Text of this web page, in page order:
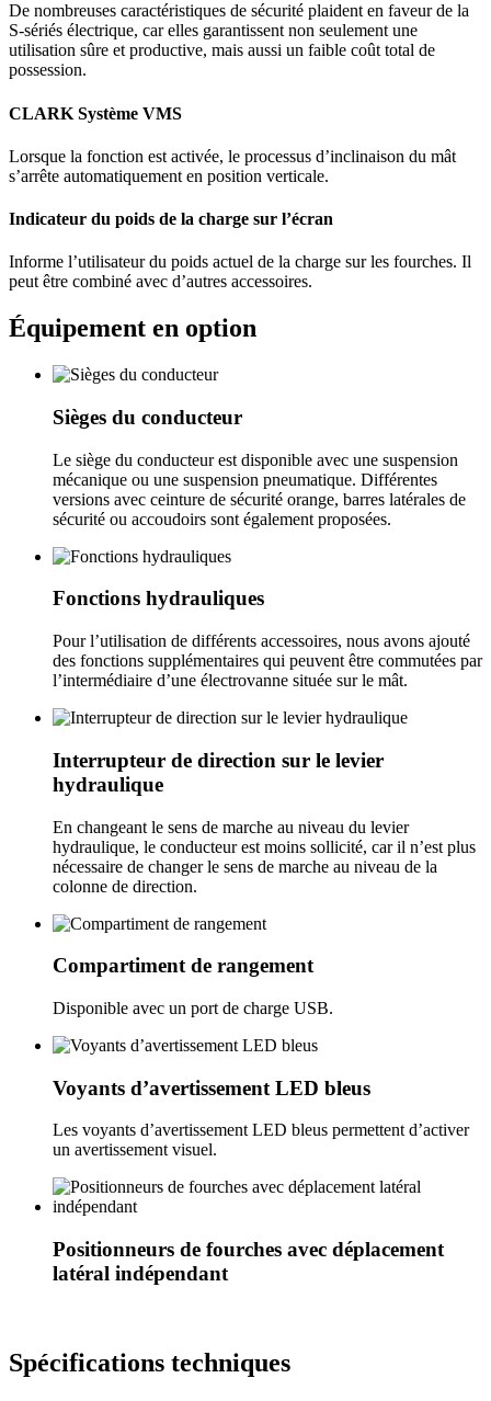
De nombreuses caractéristiques de sécurité plaident en faveur de la
S-sériés électrique, car elles garantissent non seulement une
utilisation sûre et productive, mais aussi un faible coût total de
possession.
CLARK Système VMS
Lorsque la fonction est activée, le processus d’inclinaison du mât
s’arrête automatiquement en position verticale.
Indicateur du poids de la charge sur l’écran
Informe l’utilisateur du poids actuel de la charge sur les fourches. Il
peut être combiné avec d’autres accessoires.
Équipement en option
Sièges du conducteur
Le siège du conducteur est disponible avec une suspension
mécanique ou une suspension pneumatique. Différentes
versions avec ceinture de sécurité orange, barres latérales de
sécurité ou accoudoirs sont également proposées.
Fonctions hydrauliques
Pour l’utilisation de différents accessoires, nous avons ajouté
des fonctions supplémentaires qui peuvent être commutées par
l’intermédiaire d’une électrovanne située sur le mât.
Interrupteur de direction sur le levier
hydraulique
En changeant le sens de marche au niveau du levier
hydraulique, le conducteur est moins sollicité, car il n’est plus
nécessaire de changer le sens de marche au niveau de la
colonne de direction.
Compartiment de rangement
Disponible avec un port de charge USB.
Voyants d’avertissement LED bleus
Les voyants d’avertissement LED bleus permettent d’activer
un avertissement visuel.
Positionneurs de fourches avec déplacement
latéral indépendant
Spécifications techniques